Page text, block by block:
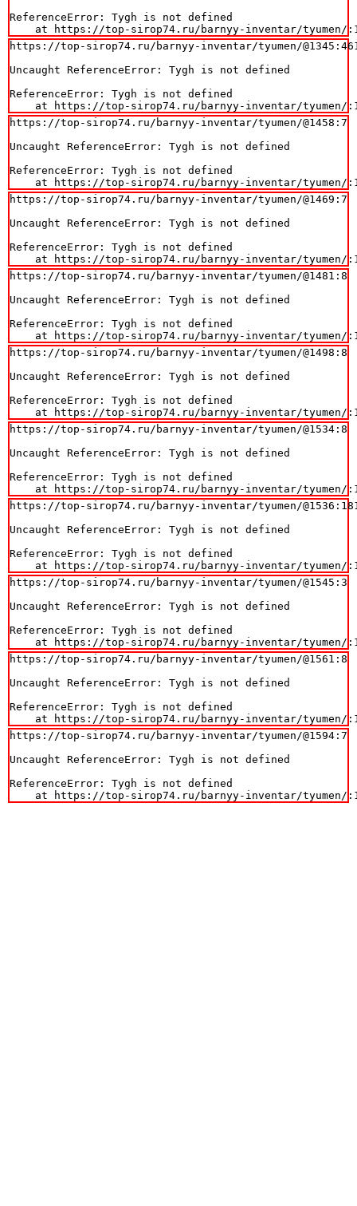
ReferenceError: Tygh is not defined
at https://top-sirop74.ru/barnyy-inventar/tyumen/
https://top-sirop74.ru/barnyy-inventar/tyumen/
Uncaught ReferenceError: Tygh is not defined
ReferenceError: Tygh is not defined
at https://top-sirop74.ru/barnyy-inventar/tyumen/
https://top-sirop74.ru/barnyy-inventar/tyumen/@1458:7
Uncaught ReferenceError: Tygh is not defined
ReferenceError: Tygh is not defined
at https://top-sirop74.ru/barnyy-inventar/tyumen/
https://top-sirop74.ru/barnyy-inventar/tyumen/@1469:7
Uncaught ReferenceError: Tygh is not defined
ReferenceError: Tygh is not defined
at https://top-sirop74.ru/barnyy-inventar/tyumen/
https://top-sirop74.ru/barnyy-inventar/tyumen/@1481:8
Uncaught ReferenceError: Tygh is not defined
ReferenceError: Tygh is not defined
at https://top-sirop74.ru/barnyy-inventar/tyumen/
https://top-sirop74.ru/barnyy-inventar/tyumen/@1498:8
Uncaught ReferenceError: Tygh is not defined
ReferenceError: Tygh is not defined
at https://top-sirop74.ru/barnyy-inventar/tyumen/
https://top-sirop74.ru/barnyy-inventar/tyumen/@1534:8
Uncaught ReferenceError: Tygh is not defined
ReferenceError: Tygh is not defined
at https://top-sirop74.ru/barnyy-inventar/tyumen/
https://top-sirop74.ru/barnyy-inventar/tyumen/
Uncaught ReferenceError: Tygh is not defined
ReferenceError: Tygh is not defined
at https://top-sirop74.ru/barnyy-inventar/tyumen/
https://top-sirop74.ru/barnyy-inventar/tyumen/@1545:3
Uncaught ReferenceError: Tygh is not defined
ReferenceError: Tygh is not defined
at https://top-sirop74.ru/barnyy-inventar/tyumen/
https://top-sirop74.ru/barnyy-inventar/tyumen/@1561:8
Uncaught ReferenceError: Tygh is not defined
ReferenceError: Tygh is not defined
at https://top-sirop74.ru/barnyy-inventar/tyumen/
https://top-sirop74.ru/barnyy-inventar/tyumen/@1594:7
Uncaught ReferenceError: Tygh is not defined
ReferenceError: Tygh is not defined
at https://top-sirop74.ru/barnyy-inventar/tyumen/